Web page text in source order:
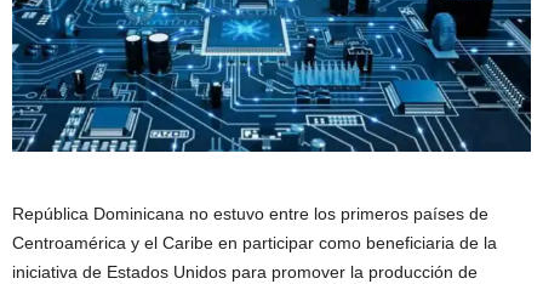
República Dominicana no estuvo entre los primeros países de
Centroamérica y el Caribe en participar como beneficiaria de la
iniciativa de Estados Unidos para promover la producción de